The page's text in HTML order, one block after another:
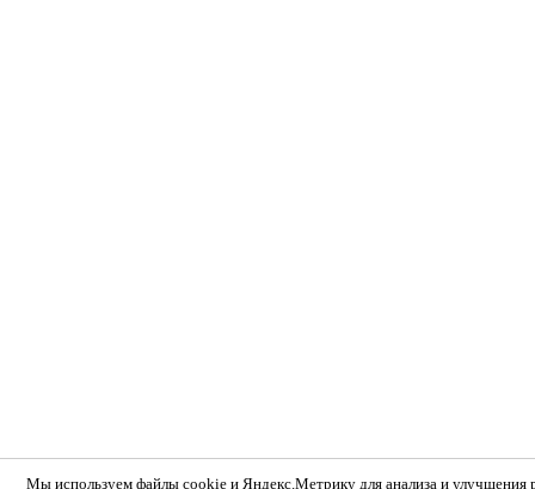
Мы используем файлы cookie и Яндекс.Метрику для анализа и улучшения